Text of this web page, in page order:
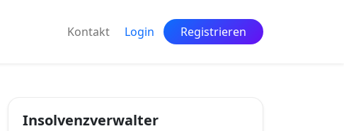
Kontakt Login Registrieren
Insolvenzverwalter